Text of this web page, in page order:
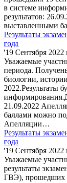
в системе
результатов:
выставленными
Результаты
года
'19 Сентября 2022
Уважаемые
периода.
биологии,
2022.Результаты
21.09.2022
баллами можно
Апелляции…
Результаты
года
'19 Сентября 2022
Уважаемые
результаты
ГВЭ), прошедших 8